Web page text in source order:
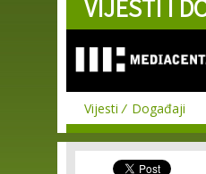
Skip to
main
VIJESTI I
Vijesti Događaji